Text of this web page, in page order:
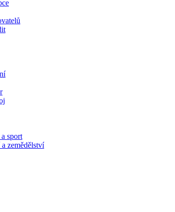
sport
zemědělství